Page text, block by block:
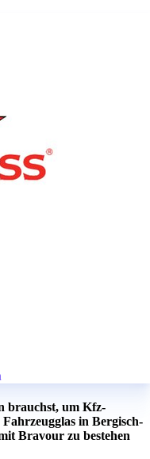
brauchst, um Kfz-
in Bergisch-
Bravour zu bestehen